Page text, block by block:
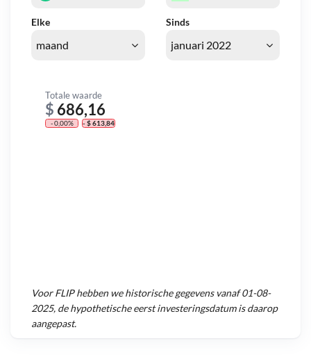
Elke Sinds
Totale waarde
$ 686,16
- 0,00% - $ 613,84
VoorFLIPhebben we historische gegevens vanaf01-08-
2025, de hypothetische eerst investeringsdatum is daarop
aangepast.